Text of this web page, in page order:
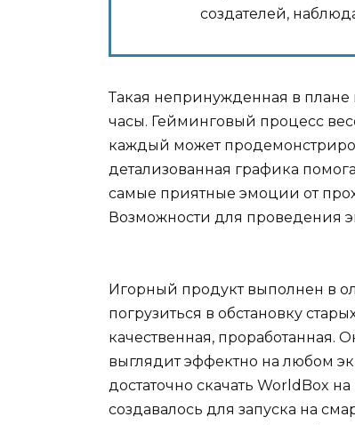
создателей,
Такая непринужденная в плане
часы. Гейминговый процесс
каждый может
детализованная графика
самые приятные эмоции от
Возможности для проведения
Игорный продукт выполнен в
погрузиться в обстановку
качественная, проработанная.
выглядит эффектно на любом
достаточно скачать WorldBox
создавалось для запуска на